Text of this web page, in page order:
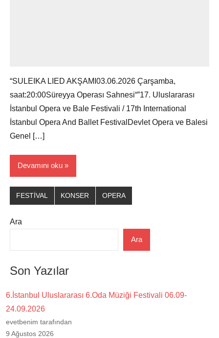
“SULEIKA LIED AKŞAMI03.06.2026 Çarşamba,
saat:20:00Süreyya Operası Sahnesi“”17. Uluslararası
İstanbul Opera ve Bale Festivali / 17th International
İstanbul Opera And Ballet FestivalDevlet Opera ve Balesi
Genel […]
Devamını oku
FESTİVAL KONSER OPERA
Ara
Ara
Son Yazılar
6.İstanbul Uluslararası 6.Oda Müziği Festivali 06.09-
24.09.2026
evetbenim tarafından
9 Ağustos 2026